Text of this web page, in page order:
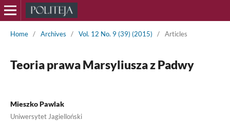
Home / Archives / Vol. 12 No. 9 (39) (2015) / Articles
Teoria prawa Marsyliusza z Padwy
Mieszko Pawlak
Uniwersytet Jagielloński